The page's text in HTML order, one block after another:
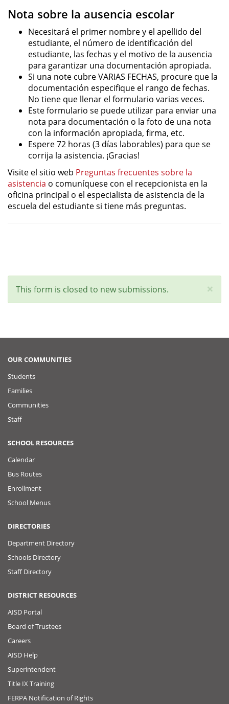
Nota sobre la ausencia escolar
Necesitará el primer nombre y el apellido del
estudiante, el número de identificación del
estudiante, las fechas y el motivo de la ausencia
para garantizar una documentación apropiada.
Si una note cubre VARIAS FECHAS, procure que la
documentación especifique el rango de fechas.
No tiene que llenar el formulario varias veces.
Este formulario se puede utilizar para enviar una
nota para documentación o la foto de una nota
con la información apropiada, firma, etc.
Espere 72 horas (3 días laborables) para que se
corrija la asistencia. ¡Gracias!
Visite el sitio web Preguntas frecuentes sobre la
asistencia o comuníquese con el recepcionista en la
oficina principal o el especialista de asistencia de la
escuela del estudiante si tiene más preguntas.
×
Status
message
This form is closed to new submissions.
OUR COMMUNITIES
Students
Families
Communities
Staff
SCHOOL RESOURCES
Calendar
Bus Routes
Enrollment
School Menus
DIRECTORIES
Department Directory
Schools Directory
Staff Directory
DISTRICT RESOURCES
AISD Portal
Board of Trustees
Careers
AISD Help
Superintendent
Title IX Training
FERPA Notification of Rights